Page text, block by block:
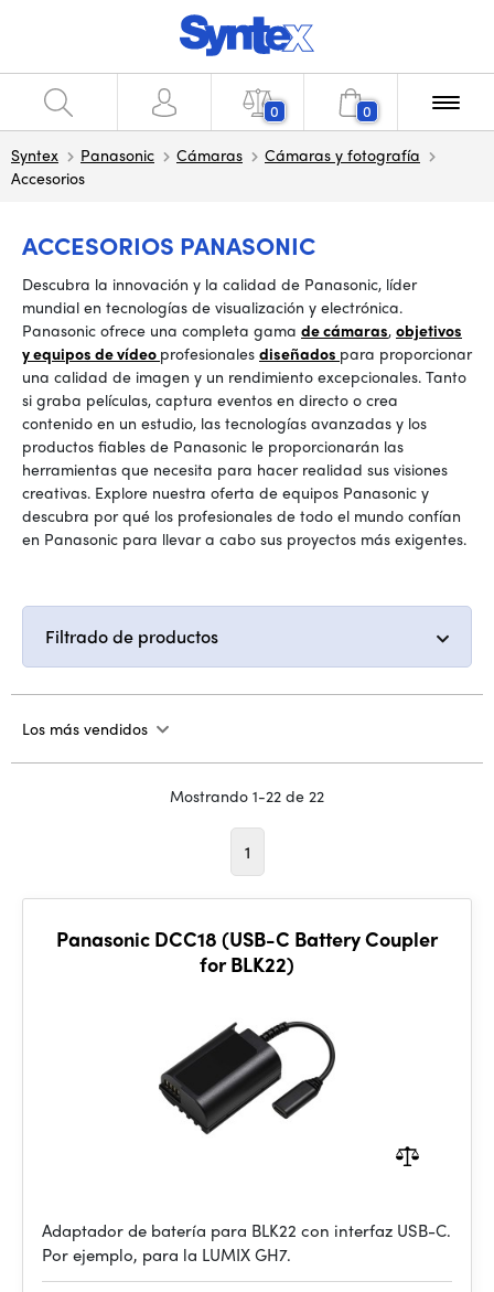
0 0
Syntex Panasonic Cámaras
Cámaras y fotografía
Accesorios
ACCESORIOS PANASONIC
Descubra la innovación y la calidad de Panasonic, líder
mundial en tecnologías de visualización y electrónica.
Panasonic ofrece una completa gama de cámaras, objetivos
yequipos de vídeo profesionales diseñados para proporcionar
una calidad de imagen y un rendimiento excepcionales. Tanto
si graba películas, captura eventos en directo o crea
contenido en un estudio, las tecnologías avanzadas y los
productos fiables de Panasonic le proporcionarán las
herramientas que necesita para hacer realidad sus visiones
creativas. Explore nuestra oferta de equipos Panasonic y
descubra por qué los profesionales de todo el mundo confían
en Panasonic para llevar a cabo sus proyectos más exigentes.
Filtrado de productos
Los más vendidos
Mostrando 1-22 de 22
1
Panasonic DCC18 (USB-C Battery Coupler
for BLK22)
Adaptador de batería para BLK22 con interfaz USB-C.
Por ejemplo, para la LUMIX GH7.